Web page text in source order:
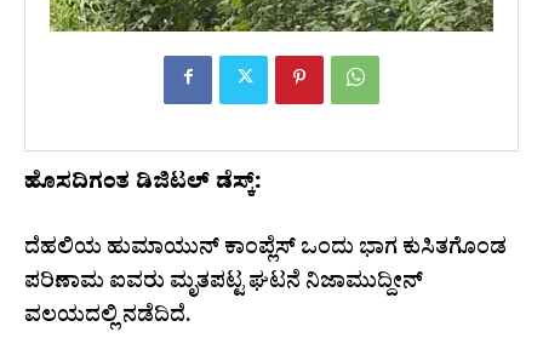
ಹೊಸದಿಗಂತ ಡಿಜಿಟಲ್ ಡೆಸ್ಕ್:
ದೆಹಲಿಯ ಹುಮಾಯುನ್ ಕಾಂಪ್ಲೆಸ್ ಒಂದು ಭಾಗ ಕುಸಿತಗೊಂಡ
ಪರಿಣಾಮ ಐವರು ಮೃತಪಟ್ಟ ಘಟನೆ ನಿಜಾಮುದ್ದೀನ್
ವಲಯದಲ್ಲಿ ನಡೆದಿದೆ.